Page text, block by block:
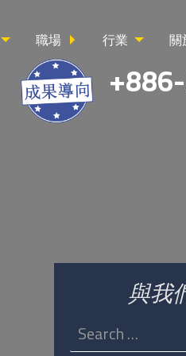
職場 行業 關
與我
Search
for: